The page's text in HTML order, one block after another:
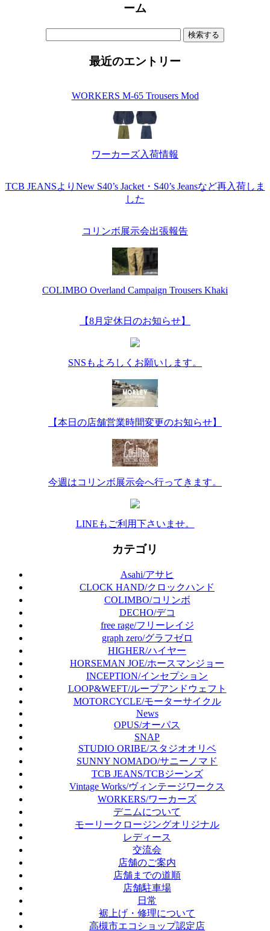
ーム
最近のエントリー
WORKERS M-65 Trousers Mod
ワーカーズ入荷情報
TCB JEANSよりNew S40’s Jacket・S40’s Jeansなど再入荷しま
した
コリンボ展示会出張報告
COLIMBO Overland Campaign Trousers Khaki
【8月定休日のお知らせ】
SNSもよろしくお願いします。
【本日の店舗営業時間変更のお知らせ】
今週はコリンボ展示会へ行ってきます。
LINEもご利用下さいませ。
カテゴリ
Asahi/アサヒ
CLOCK HAND/クロックハンド
COLIMBO/コリンボ
DECHO/デコ
free rage/フリーレイジ
graph zero/グラフゼロ
HIGHER/ハイヤー
HORSEMAN JOE/ホースマンジョー
INCEPTION/インセプション
LOOP&WEFT/ループアンドウェフト
MOTORCYCLE/モーターサイクル
News
OPUS/オーパス
SNAP
STUDIO ORIBE/スタジオオリベ
SUNNY NOMADO/サニーノマド
TCB JEANS/TCBジーンズ
Vintage Works/ヴィンテージワークス
WORKERS/ワーカーズ
デニムについて
モーリークロージングオリジナル
レディース
交流会
店舗のご案内
店舗までの道順
店舗駐車場
日常
裾上げ・修理について
高槻市エコショップ認定店